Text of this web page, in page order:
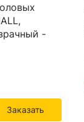
-
Заказать